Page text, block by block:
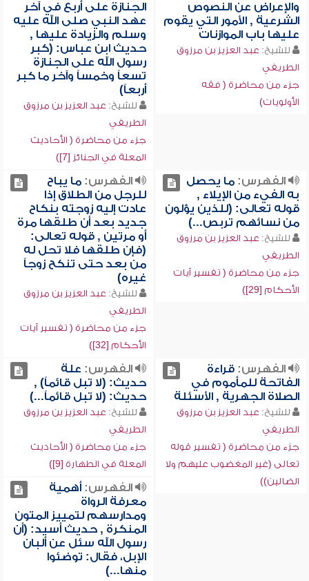
والإعراض عن النصوص
الشرعية , الأمور التي يقوم
عليها باب الموازنات
للشيخ: عبد العزيز بن مرزوق
الطريفي
جزء من محاضرة ( فقه
الأولويات)
الجنازة على أربع في آخر
عهد النبي صلى الله عليه
وسلم والزيادة عليها ,
حديث ابن عباس: (كبر
رسول الله على الجنازة
تسعاً وخمساً وآخر ما كبر
أربعاً)
للشيخ: عبد العزيز بن مرزوق
الطريفي
جزء من محاضرة ( الأحاديث
المعلة في الجنائز [7])
الفهرس:ما يحصل
به الفيء من الإيلاء ,
قوله تعالى: (للذين يؤلون
من نسائهم تربص...)
للشيخ: عبد العزيز بن مرزوق
الطريفي
جزء من محاضرة ( تفسير آيات
الأحكام [29])
الفهرس:ما يباح
للرجل من الطلاق إذا
عادت إليه زوجته بنكاح
جديد بعد أن طلقها مرة
أو مرتين , قوله تعالى:
(فإن طلقها فلا تحل له
من بعد حتى تنكح زوجاً
غيره)
للشيخ: عبد العزيز بن مرزوق
الطريفي
جزء من محاضرة ( تفسير آيات
الأحكام [32])
الفهرس:قراءة
الفاتحة للمأموم في
الصلاة الجهرية , الأسئلة
للشيخ: عبد العزيز بن مرزوق
الطريفي
جزء من محاضرة ( تفسير قوله
تعالى (غير المغضوب عليهم ولا
الضالين))
الفهرس: علة
حديث: (لا تبل قائماً) ,
حديث: (لا تبل قائماً...)
للشيخ: عبد العزيز بن مرزوق
الطريفي
جزء من محاضرة ( الأحاديث
المعلة في الطهارة [9])
الفهرس:أهمية
معرفة الرواة
ومدارسهم لتمييز المتون
المنكرة , حديث أسيد: (أن
رسول الله سئل عن ألبان
الإبل، فقال: توضئوا
منها...)